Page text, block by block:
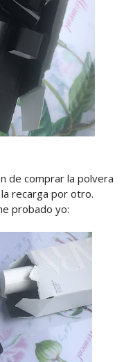
de comprar la polvera
recarga por otro.
probado yo: